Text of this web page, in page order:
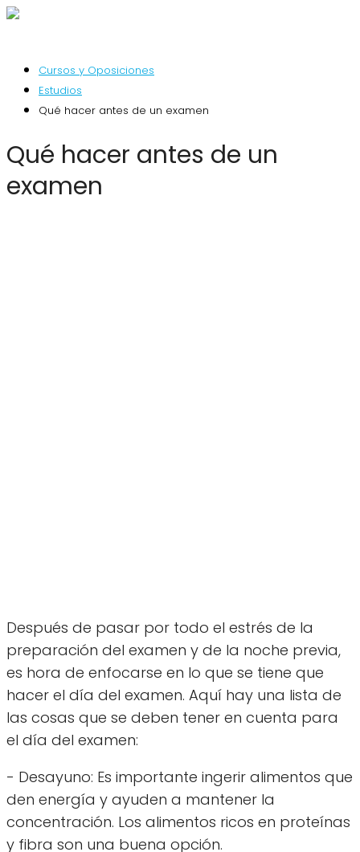
Cursos y Oposiciones
Estudios
Qué hacer antes de un examen
Qué hacer antes de un
examen
Después de pasar por todo el estrés de la
preparación del examen y de la noche previa,
es hora de enfocarse en lo que se tiene que
hacer el día del examen. Aquí hay una lista de
las cosas que se deben tener en cuenta para
el día del examen:
- Desayuno: Es importante ingerir alimentos que
den energía y ayuden a mantener la
concentración. Los alimentos ricos en proteínas
y fibra son una buena opción.